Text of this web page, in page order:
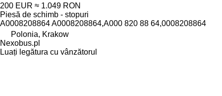
200 EUR ≈ 1.049 RON
Piesă de schimb - stopuri
A0008208864 A0008208864,A000 820 88 64,0008208864
Polonia, Krakow
Nexobus.pl
Luați legătura cu vânzătorul